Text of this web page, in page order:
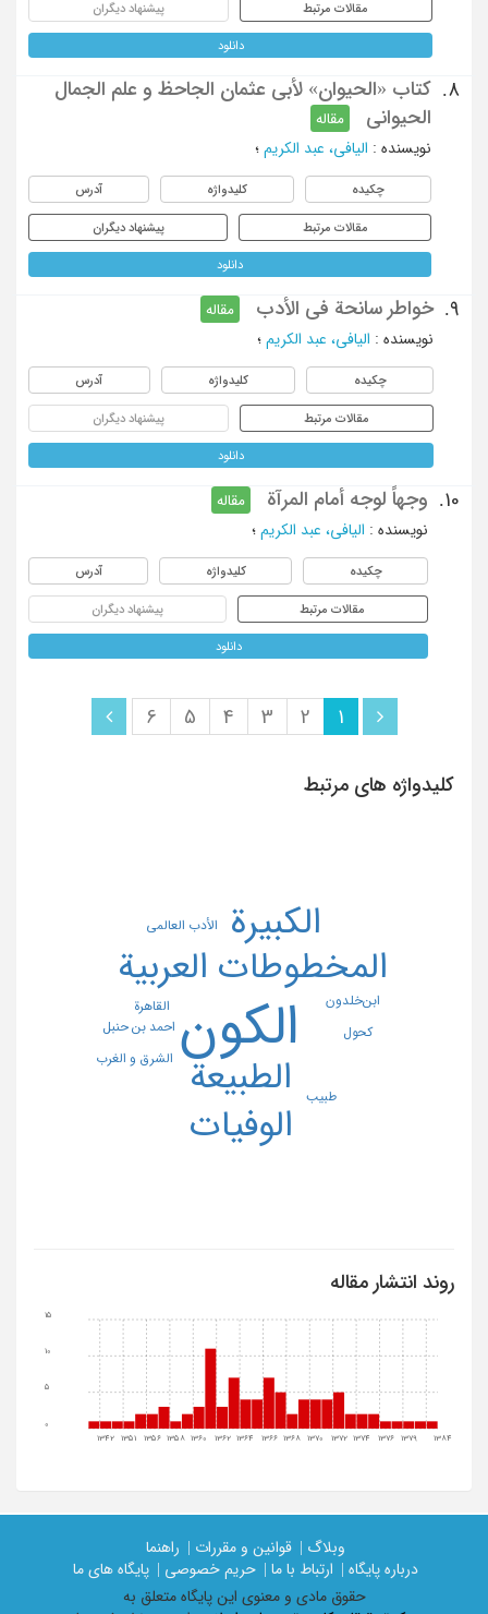
مقالات مرتبط پیشنهاد دیگران
دانلود
8.
کتاب «الحیوان» لأبی عثمان الجاحظ و علم الجمال
الحیوانی
مقاله
نویسنده : الیافی، عبد الکریم ؛
چکیده کلیدواژه آدرس
مقالات مرتبط پیشنهاد دیگران
دانلود
9. خواطر سانحة فی الأدب
مقاله
نویسنده : الیافی، عبد الکریم ؛
چکیده کلیدواژه آدرس
مقالات مرتبط پیشنهاد دیگران
دانلود
10. وجهاً لوجه أمام المرآة
مقاله
نویسنده : الیافی، عبد الکریم ؛
چکیده کلیدواژه آدرس
مقالات مرتبط پیشنهاد دیگران
دانلود
1
2
3
4
5
6
کلیدواژه های مرتبط
الکون
الطبیعة
المخطوطات العربیة
الوفیات
الکبیرة
ابن‌خلدون
احمد بن حنبل
الأدب العالمی
الشرق و الغرب
القاهرة
طبیب
کحول
روند انتشار مقاله
1342 1351 1356 1358 1360 1362 1364 1366 1368 1370 1372 1374 1376 1379 1384
0
5
10
15
وبلاگ | قوانین و مقررات |
راهنما
درباره پایگاه |
ارتباط با ما | حریم خصوصی |
پایگاه های ما
حقوق مادی و معنوی اين پايگاه متعلق به